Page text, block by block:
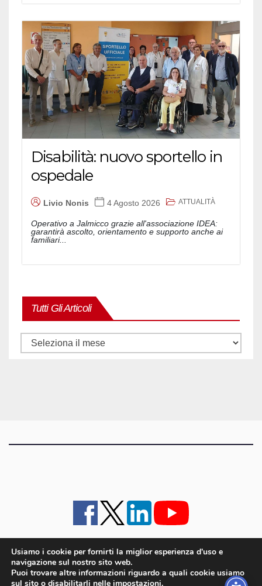
Disabilità: nuovo sportello in
ospedale
Livio Nonis 4 Agosto 2026 ATTUALITÀ
Operativo a Jalmicco grazie all'associazione IDEA:
garantirà ascolto, orientamento e supporto anche ai
familiari...
Tutti Gli Articoli
Tutti
iMagazine · contatti e staff · lavora con noi
Cookie policy UE
Usiamo i cookie per fornirti la miglior esperienza d'uso e
navigazione sul nostro sito web.
Puoi trovare altre informazioni riguardo a quali cookie usiamo
sul sito o disabilitarli nelle impostazioni.